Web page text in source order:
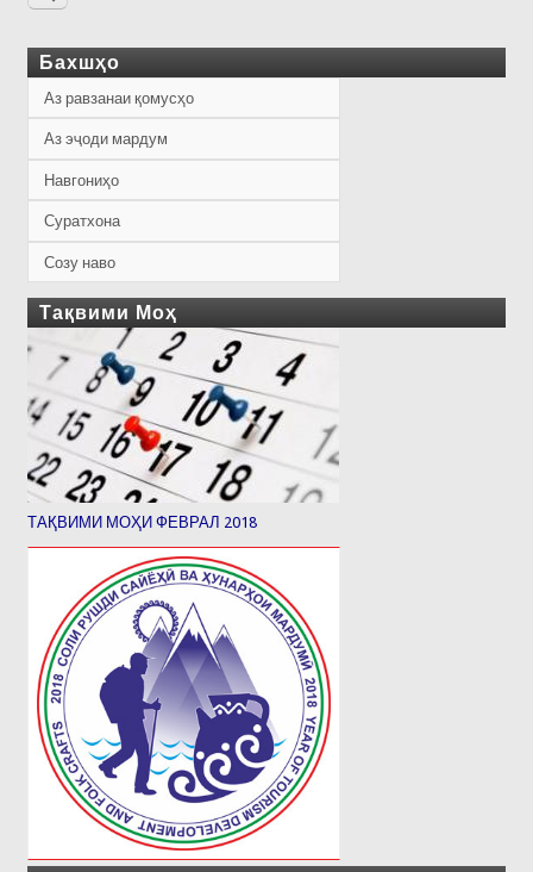
Бахшҳо
Аз равзанаи қомусҳо
Аз эҷоди мардум
Навгониҳо
Суратхона
Созу наво
Тақвими Моҳ
ТАҚВИМИ МОҲИ ФЕВРАЛ 2018